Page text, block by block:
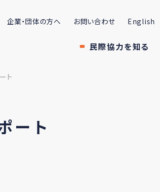
企業・団体の方へ お問い合わせ English
民際協力を知る
ト
ート